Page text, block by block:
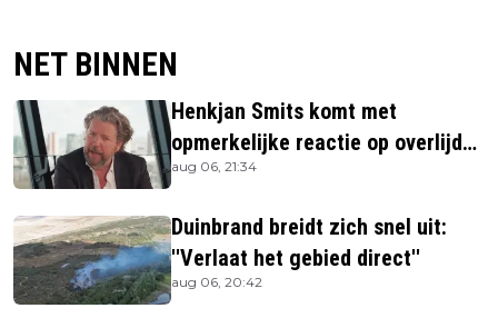
NET BINNEN
Henkjan Smits komt met
opmerkelijke reactie op overlijden
Jerney Kaagman
aug 06, 21:34
Duinbrand breidt zich snel uit:
''Verlaat het gebied direct''
aug 06, 20:42